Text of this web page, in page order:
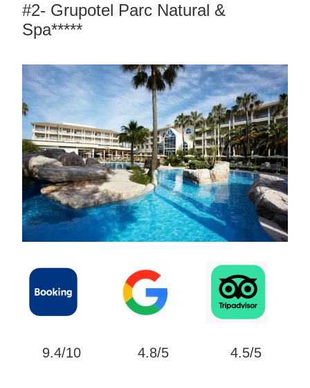
#2- Grupotel Parc Natural &
Spa*****
9.4/10 4.8/5 4.5/5